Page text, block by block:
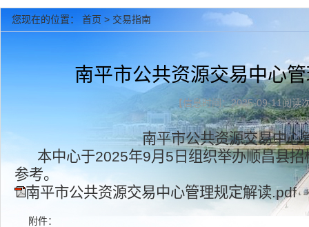
您现在的位置： 首页 > 交易指南
南平市公共资源交易中心
【信息时间：2025-09-11阅读
南平市公共资源交易中心
本中心于2025年9月5日组织举办顺昌县
参考。
南平市公共资源交易中心管理规定解读.pdf
附件：